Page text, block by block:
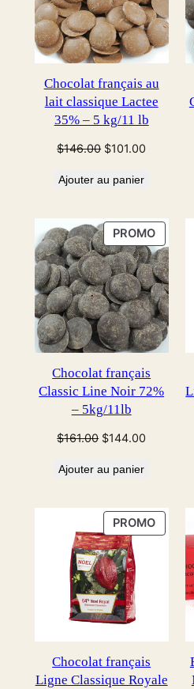
Chocolat français au
lait classique Lactee
35% – 5 kg/11 lb
$146.00 Le
initial
$146.00.
$101.00
$101.00.
Ajouter au panier
PROMO
EN
Chocolat français
Classic Line Noir 72%
– 5kg/11lb
$161.00 Le
initial
$161.00.
$144.00
$144.00.
Ajouter au panier
PROMO
EN
Chocolat français
Ligne Classique Royale